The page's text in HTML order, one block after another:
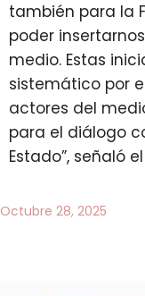
también para la
poder
medio. Estas
sistemático por
actores del
para el diálogo
Estado”, señaló
Octubre 28, 2025